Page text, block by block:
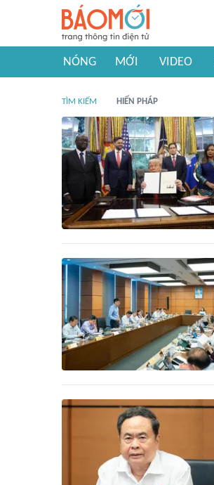
NÓNG MỚI VIDEO
TÌM KIẾM HIẾN PHÁP